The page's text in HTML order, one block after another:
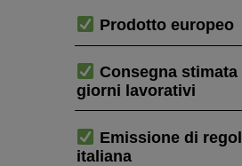
Prodotto europeo
Consegna stimata
giorni lavorativi
Emissione di
italiana